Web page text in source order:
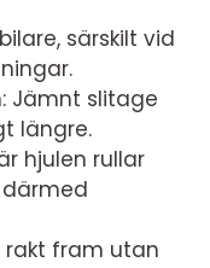
särskilt vid
Jämnt slitage
längre.
hjulen rullar
rakt fram utan